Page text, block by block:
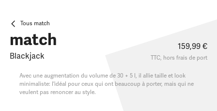
Tous match
match
Blackjack
159,99 €
TTC, hors frais de port
Avec une augmentation du volume de 30 + 5 l, il allie taille et look
minimaliste: l'idéal pour ceux qui ont beaucoup à porter, mais qui ne
veulent pas renoncer au style.